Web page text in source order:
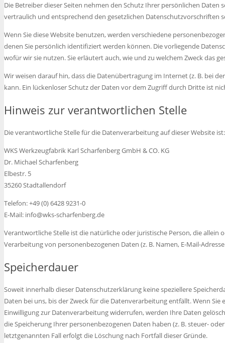
Die Betreiber dieser Seiten nehmen den Schutz Ihrer persönlichen
vertraulich und entsprechend den gesetzlichen Datenschutzvorschriften
Wenn Sie diese Website benutzen, werden verschiedene
denen Sie persönlich identifiziert werden können. Die vorliegende
wofür wir sie nutzen. Sie erläutert auch, wie und zu welchem Zweck das
Wir weisen darauf hin, dass die Datenübertragung im Internet (z. B. bei
kann. Ein lückenloser Schutz der Daten vor dem Zugriff durch Dritte ist
Hinweis zur verantwortlichen Stelle
Die verantwortliche Stelle für die Datenverarbeitung auf dieser Website ist:
WKS Werkzeugfabrik Karl Scharfenberg GmbH & CO. KG
Dr. Michael Scharfenberg
Elbestr. 5
35260 Stadtallendorf
Telefon: +49 (0) 6428 9231-0
E-Mail: info@wks-scharfenberg.de
Verantwortliche Stelle ist die natürliche oder juristische Person, die
Verarbeitung von personenbezogenen Daten (z. B. Namen, E-Mail-
Speicherdauer
Soweit innerhalb dieser Datenschutzerklärung keine speziellere
Daten bei uns, bis der Zweck für die Datenverarbeitung entfällt. Wenn
Einwilligung zur Datenverarbeitung widerrufen, werden Ihre Daten
die Speicherung Ihrer personenbezogenen Daten haben (z. B. steuer-
letztgenannten Fall erfolgt die Löschung nach Fortfall dieser Gründe.